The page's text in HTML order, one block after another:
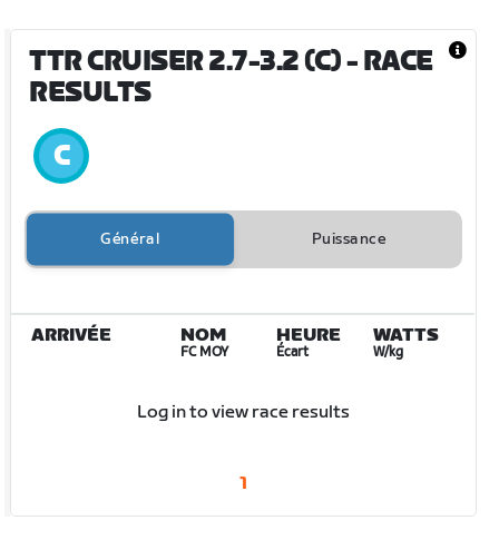
TTR CRUISER 2.7-3.2 (C)- RACE
RESULTS
Général Puissance
ARRIVÉE NOM
FC MOY
HEURE
Écart
WATTS
W/kg
Log in to view race results
1